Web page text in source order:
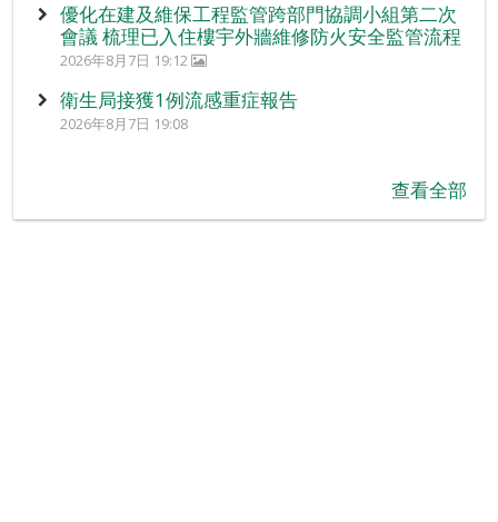
優化在建及維保工程監管跨部門協調小組第二次
會議 梳理已入住樓宇外牆維修防火安全監管流程
2026年8月7日 19:12
衛生局接獲1例流感重症報告
2026年8月7日 19:08
查看全部